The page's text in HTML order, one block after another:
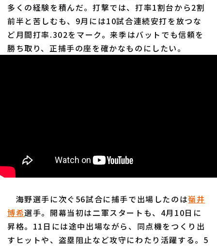
多くの経験を積んだ。打撃では、打率1割台から2割
前半と苦しむも、9月には10試合連続安打を放つな
ど月間打率.302をマーク。来季はバットでも信頼を
勝ち取り、正捕手の座を確かなものにしたい。
海野選手に次ぐ56試合に捕手で出場したのは嶺井
博希選手。開幕当初は二軍スタートも、4月10日に
昇格。11日には途中出場ながら、同点機をつくり出
すヒットや、盗塁阻止など攻守にわたり活躍する。5